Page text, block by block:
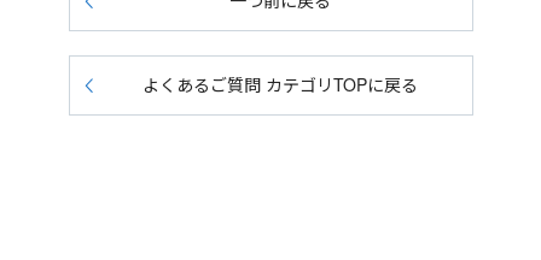
よくあるご質問 カテゴリTOPに戻る